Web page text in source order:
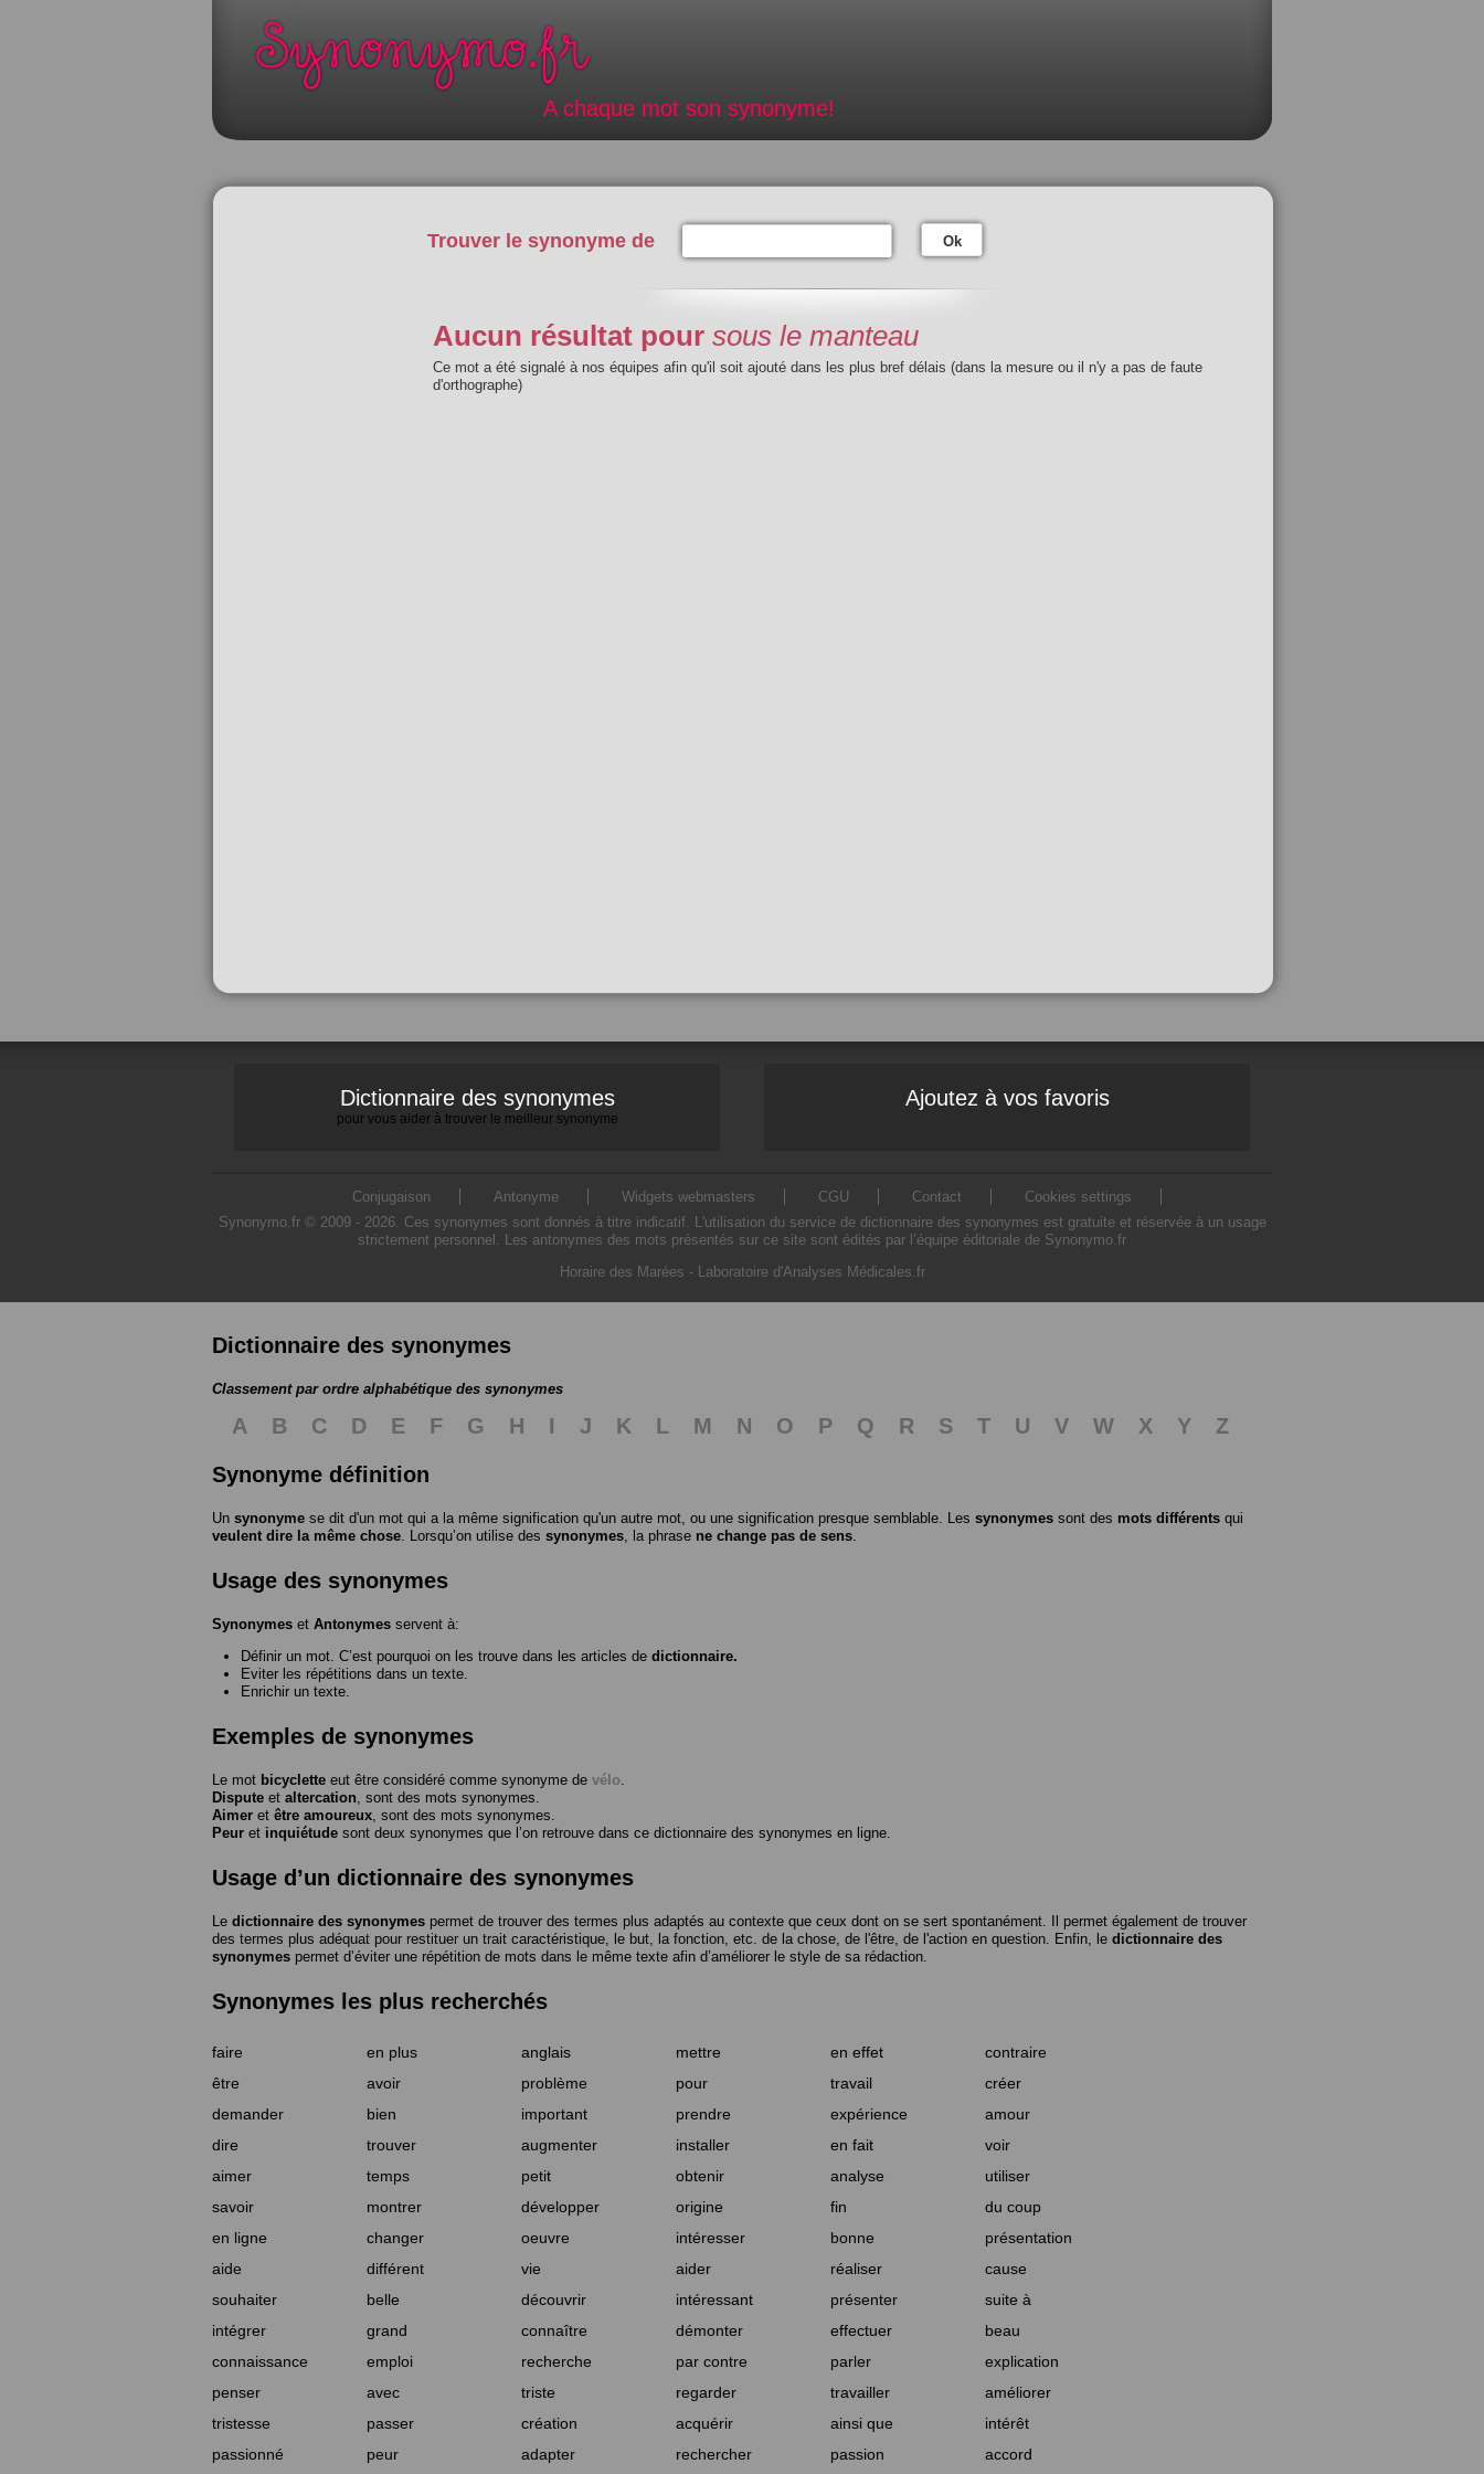
A chaque mot son synonyme!
Trouver le synonyme de Ok
Aucun résultat pour sous le manteau
Ce mot a été signalé à nos équipes afin qu'il soit ajouté dans les plus bref délais (dans la mesure ou il n'y a pas de faute
d'orthographe)
Dictionnaire des synonymes
pour vous aider à trouver le meilleur synonyme
Ajoutez à vos favoris
Conjugaison Antonyme Widgets webmasters CGU Contact
Cookies settings
Synonymo.fr © 2009 - 2026. Ces synonymes sont donnés à titre indicatif. L'utilisation du service de dictionnaire des synonymes est gratuite et réservée à un usage
strictement personnel. Les antonymes des mots présentés sur ce site sont édités par l’équipe éditoriale de Synonymo.fr
Horaire des Marées - Laboratoire d'Analyses Médicales.fr
Dictionnaire des synonymes
Classement par ordre alphabétique des synonymes
A B C D E F G H I J K L M N O P Q R S T U V W X Y
Z
Synonyme définition
Un synonyme se dit d'un mot qui a la même signification qu'un autre mot, ou une signification presque semblable. Les synonymes sont des mots différents qui
veulent dire la même chose . Lorsqu’on utilise des synonymes , la phrase ne change pas de sens
Usage des synonymes
Synonymes et Antonymes servent à:
Définir un mot. C’est pourquoi on les trouve dans les articles de dictionnaire.
Eviter les répétitions dans un texte.
Enrichir un texte.
Exemples de synonymes
Le mot bicyclette eut être considéré comme synonyme de vélo
Dispute et altercation , sont des mots synonymes.
Aimer et être amoureux , sont des mots synonymes.
Peur et inquiétude sont deux synonymes que l’on retrouve dans ce dictionnaire des synonymes en ligne.
Usage d’un dictionnaire des synonymes
Le dictionnaire des synonymes permet de trouver des termes plus adaptés au contexte que ceux dont on se sert spontanément. Il permet également de trouver
des termes plus adéquat pour restituer un trait caractéristique, le but, la fonction, etc. de la chose, de l'être, de l'action en question. Enfin, le dictionnaire des
synonymes permet d’éviter une répétition de mots dans le même texte afin d’améliorer le style de sa rédaction.
Synonymes les plus recherchés
faire en plus anglais mettre en effet
contraire
être
avoir problème pour travail
créer
demander
bien important prendre expérience
amour
dire
trouver augmenter installer en fait
voir
aimer
temps petit obtenir analyse
utiliser
savoir
montrer développer origine fin
du coup
en ligne
changer oeuvre intéresser bonne
présentation
aide
différent vie aider réaliser
cause
souhaiter
belle découvrir intéressant présenter
suite à
intégrer
grand connaître démonter effectuer
beau
connaissance
emploi recherche par contre parler
explication
penser
avec triste regarder travailler
améliorer
tristesse
passer création acquérir ainsi que
intérêt
passionné
peur adapter rechercher passion accord